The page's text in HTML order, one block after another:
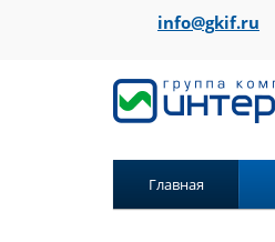
info@gkif.ru
Главная